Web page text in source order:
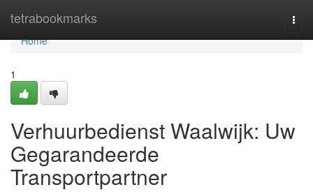
tetrabookmarks
Home
Home
1
Verhuurbedienst Waalwijk: Uw
Gegarandeerde
Transportpartner